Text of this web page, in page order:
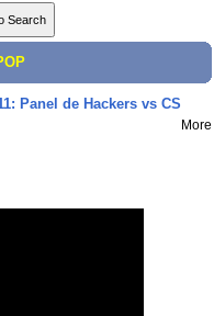
Panel de Hackers vs CS
More